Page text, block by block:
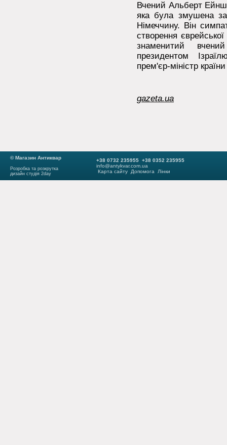
Вчений Альберт
яка була змушена
Німеччину. Він
створення
знаменитий
президентом
прем'єр-міністр
gazeta.ua
© Магазин Антиквар
Розробка та розкрутка
дизайн студія 2day
+38 0732 235955 +38 0352 235955
info@antykvar.com.ua
Карта сайту
Допомога Лінки